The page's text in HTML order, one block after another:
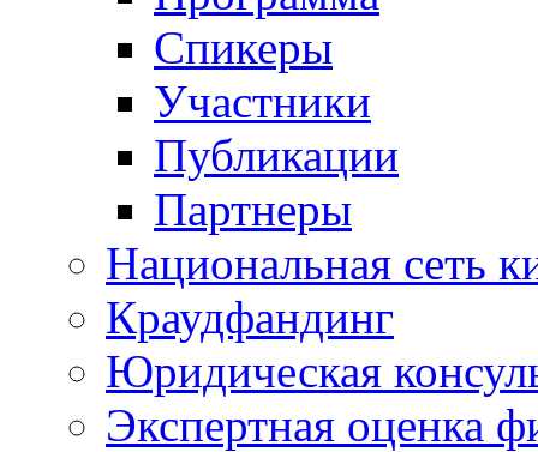
Спикеры
Участники
Публикации
Партнеры
Национальная сеть
Краудфандинг
Юридическая
Экспертная оценка